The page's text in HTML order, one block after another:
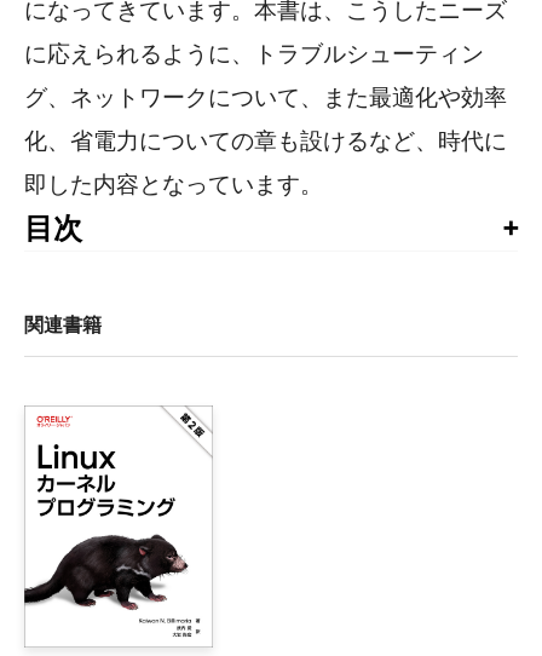
になってきています。本書は、こうしたニーズ
に応えられるように、トラブルシューティン
グ、ネットワークについて、また最適化や効率
化、省電力についての章も設けるなど、時代に
即した内容となっています。
目次
1章　組み込みシステムの概要
        1.1.1　コンパイラと言語
        1.1.2　デバッグ
        1.1.3　リソース制限
        1.1.4　課題解決のための原則
    1.2　プロトタイプとメイカーボード
2章　システムアーキテクチャの設計
    2.1　設計をはじめる
関連書籍